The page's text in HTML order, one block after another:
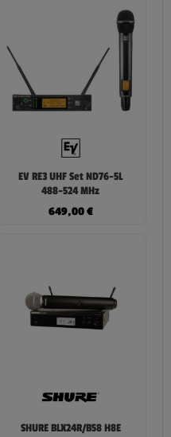
EV RE3 UHF Set ND76-5L
488-524 MHz
649,00€
SHURE BLX24R/B58 H8E